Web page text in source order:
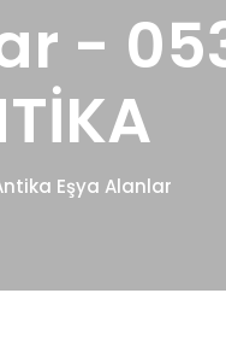
-
Eşya Alanlar